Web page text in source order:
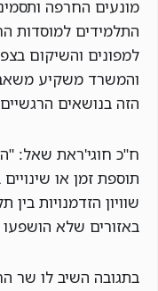
מונעים החרפה
התלמידים למוסדות
למפונים והשיקום
והמשרד משקיע
הזה בנושאים הרגשיים
ח"כ חוגי'ראת שאל:
תוספת זמן או
שוויון הזדמנויות
באזורים שלא
בתגובה השיב לו שר